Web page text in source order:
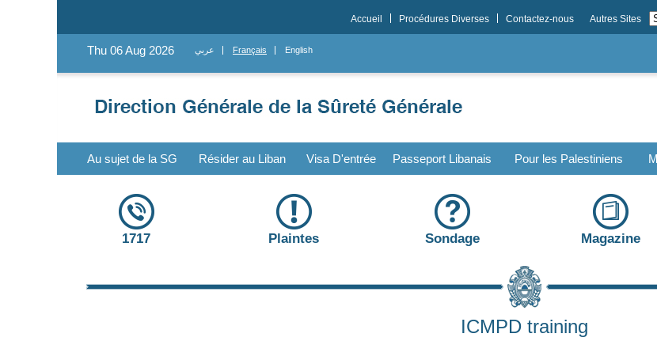
Accueil Procédures Diverses Contactez-nous Autres Sites
Thu 06 Aug 2026 عربي Français English
Au sujet de la SG Résider au Liban Visa D'entrée Passeport Libanais Pour les Palestiniens
1717 Plaintes Sondage Magazine
ICMPD training